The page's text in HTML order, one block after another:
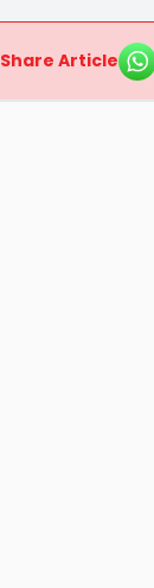
Share Article